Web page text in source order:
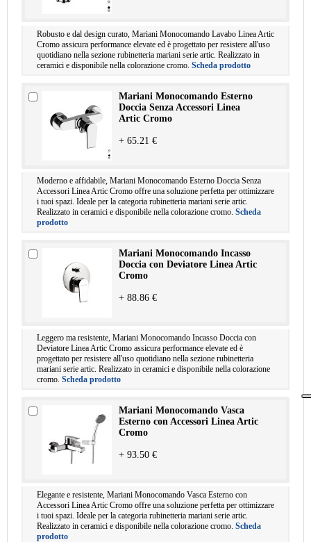
Robusto e dal design curato, Mariani Monocomando Lavabo Linea Artic
Cromo assicura performance elevate ed è progettato per resistere all'uso
quotidiano nella sezione rubinetteria mariani serie artic. Realizzato in
ceramici e disponibile nella colorazione cromo. Scheda prodotto
Mariani Monocomando Esterno
Doccia Senza Accessori Linea
Artic Cromo
+ 65.21 €
Moderno e affidabile, Mariani Monocomando Esterno Doccia Senza
Accessori Linea Artic Cromo offre una soluzione perfetta per ottimizzare
i tuoi spazi. Ideale per la categoria rubinetteria mariani serie artic.
Realizzato in ceramici e disponibile nella colorazione cromo. Scheda
prodotto
Mariani Monocomando Incasso
Doccia con Deviatore Linea Artic
Cromo
+ 88.86 €
Leggero ma resistente, Mariani Monocomando Incasso Doccia con
Deviatore Linea Artic Cromo assicura performance elevate ed è
progettato per resistere all'uso quotidiano nella sezione rubinetteria
mariani serie artic. Realizzato in ceramici e disponibile nella colorazione
cromo. Scheda prodotto
Mariani Monocomando Vasca
Esterno con Accessori Linea Artic
Cromo
+ 93.50 €
Elegante e resistente, Mariani Monocomando Vasca Esterno con
Accessori Linea Artic Cromo offre una soluzione perfetta per ottimizzare
i tuoi spazi. Ideale per la categoria rubinetteria mariani serie artic.
Realizzato in ceramici e disponibile nella colorazione cromo. Scheda
prodotto